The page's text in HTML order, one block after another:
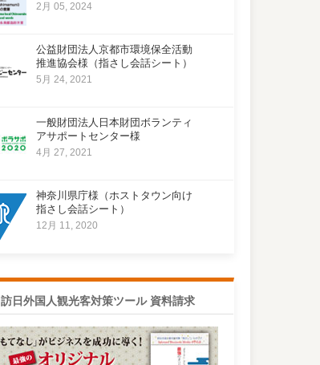
2月 05, 2024
公益財団法人京都市環境保全活動
推進協会様（指さし会話シート）
5月 24, 2021
一般財団法人日本財団ボランティ
アサポートセンター様
4月 27, 2021
神奈川県庁様（ホストタウン向け
指さし会話シート）
12月 11, 2020
訪日外国人観光客対策ツール 資料請求